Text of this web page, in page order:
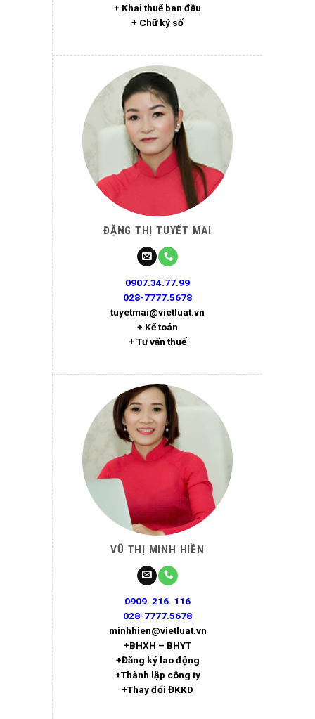
+ Khai thuế ban đầu
+ Chữ ký số
ĐẶNG THỊ TUYẾT MAI
0907.34.77.99
028-7777.5678
tuyetmai@vietluat.vn
+ Kế toán
+ Tư vấn thuế
VŨ THỊ MINH HIỀN
0909. 216. 116
028-7777.5678
minhhien@vietluat.vn
+BHXH – BHYT
+Đăng ký lao động
+Thành lập công ty
+Thay đổi ĐKKD